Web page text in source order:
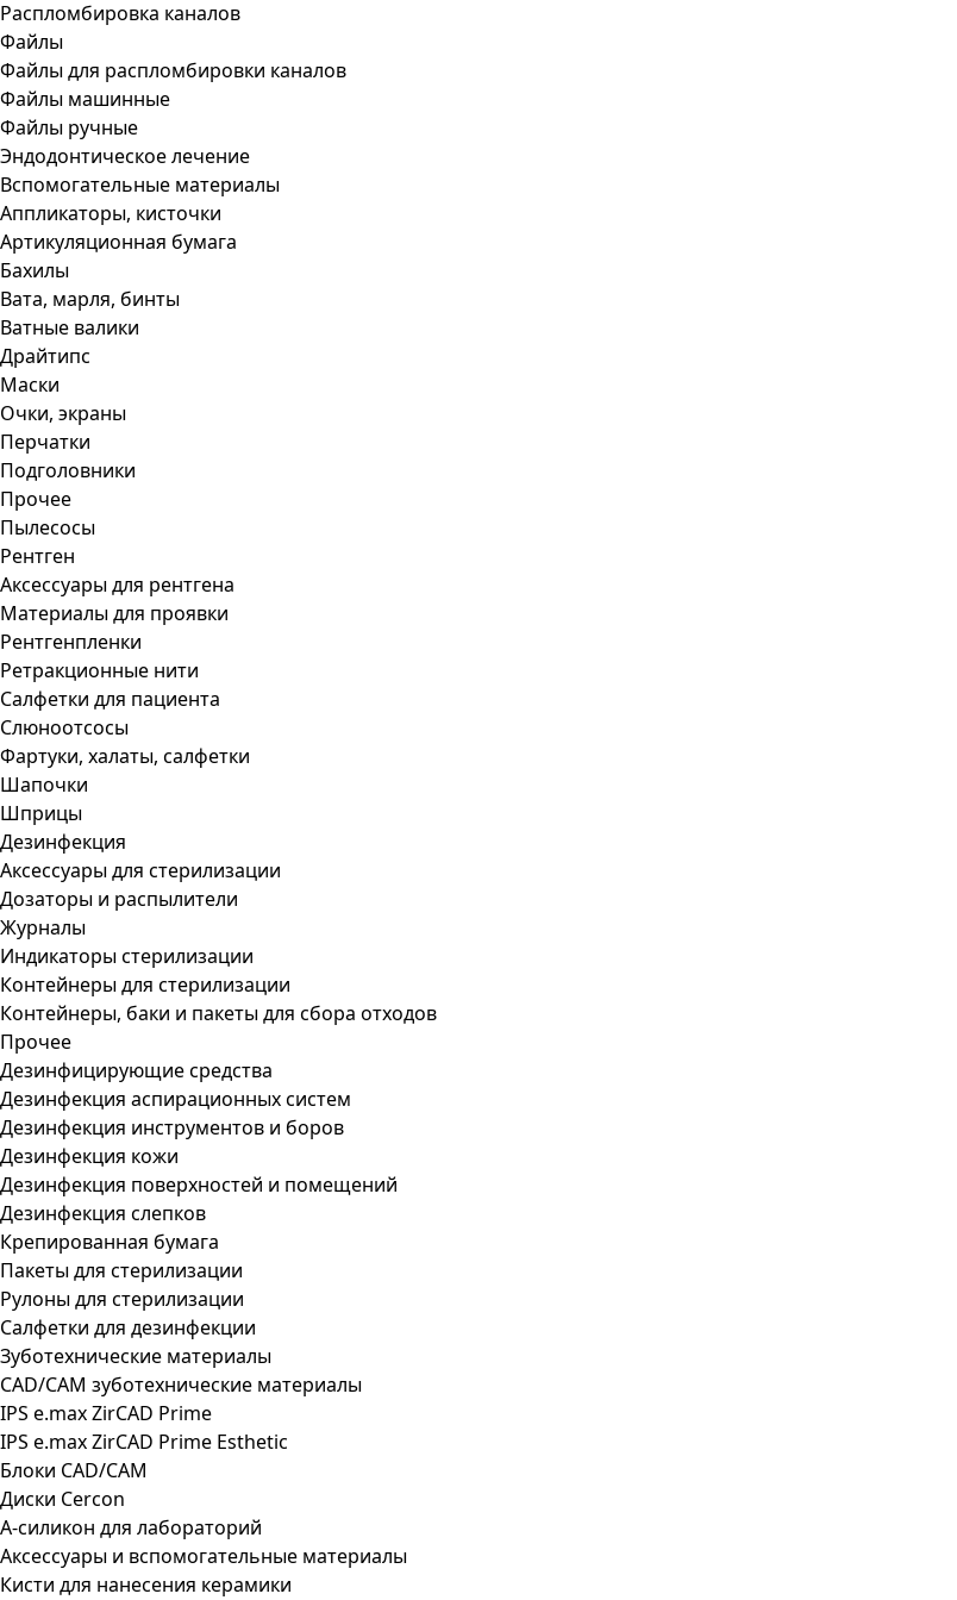
Распломбировка каналов
Файлы
Файлы для распломбировки каналов
Файлы машинные
Файлы ручные
Эндодонтическое лечение
Вспомогательные материалы
Аппликаторы, кисточки
Артикуляционная бумага
Бахилы
Вата, марля, бинты
Ватные валики
Драйтипс
Маски
Очки, экраны
Перчатки
Подголовники
Прочее
Пылесосы
Рентген
Аксессуары для рентгена
Материалы для проявки
Рентгенпленки
Ретракционные нити
Салфетки для пациента
Слюноотсосы
Фартуки, халаты, салфетки
Шапочки
Шприцы
Дезинфекция
Аксессуары для стерилизации
Дозаторы и распылители
Журналы
Индикаторы стерилизации
Контейнеры для стерилизации
Контейнеры, баки и пакеты для сбора отходов
Прочее
Дезинфицирующие средства
Дезинфекция аспирационных систем
Дезинфекция инструментов и боров
Дезинфекция кожи
Дезинфекция поверхностей и помещений
Дезинфекция слепков
Крепированная бумага
Пакеты для стерилизации
Рулоны для стерилизации
Салфетки для дезинфекции
Зуботехнические материалы
CAD/CAM зуботехнические материалы
IPS e.max ZirCAD Prime
IPS e.max ZirCAD Prime Esthetic
Блоки CAD/CAM
Диски Cercon
А-силикон для лабораторий
Аксессуары и вспомогательные материалы
Кисти для нанесения керамики